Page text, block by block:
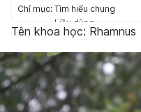
Chỉ mục: Tìm hiểu chung
Liều dùng
Tác dụng phụ
Thận trọng
Tương tác
Tên khoa học: Rhamnus